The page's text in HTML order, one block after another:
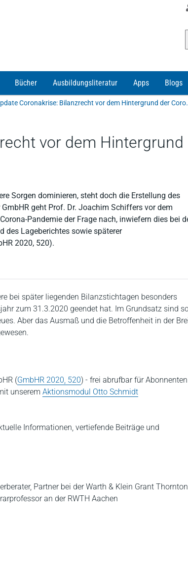
Bücher Ausbildungsliteratur Apps Blogs
Update Coronakrise:
vor dem Hintergrund
Sorgen dominieren, steht doch die Erstellung des
geht Prof. Dr. Joachim Schiffers vor dem
Pandemie der Frage nach, inwiefern dies bei
des Lageberichtes sowie späterer
2020, 520).
bei später liegenden Bilanzstichtagen besonders
zum 31.3.2020 geendet hat. Im Grundsatz sind
Aber das Ausmaß und die Betroffenheit in der
(GmbHR 2020, 520) - frei abrufbar für Abonnenten
unserem Aktionsmodul Otto Schmidt
Informationen, vertiefende Beiträge und
Partner bei der Warth & Klein Grant Thornton
an der RWTH Aachen